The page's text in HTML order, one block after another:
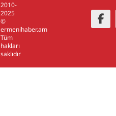
2010-
2025
©
ermenihaber.am
Tüm
hakları
saklıdır